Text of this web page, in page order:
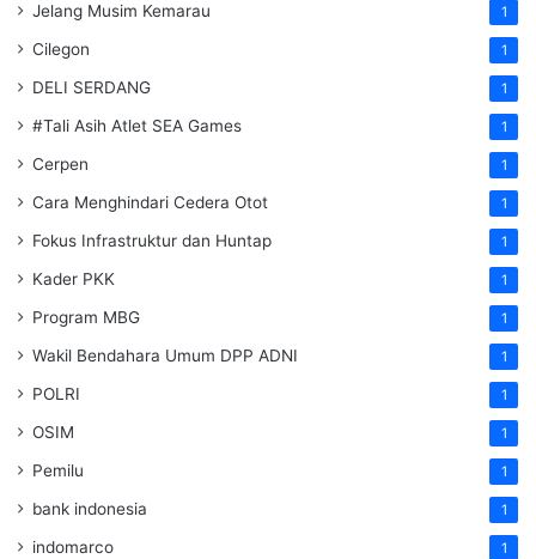
Jelang Musim Kemarau 1
Cilegon 1
DELI SERDANG 1
#Tali Asih Atlet SEA Games 1
Cerpen 1
Cara Menghindari Cedera Otot 1
Fokus Infrastruktur dan Huntap 1
Kader PKK 1
Program MBG 1
Wakil Bendahara Umum DPP ADNI 1
POLRI 1
OSIM 1
Pemilu 1
bank indonesia 1
indomarco 1